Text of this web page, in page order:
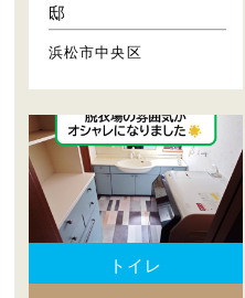
邸
浜松市中央区
トイレ